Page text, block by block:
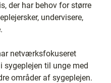
der har behov for større
undervisere,
netværksfokuseret
sygeplejen til unge med
områder af sygeplejen.